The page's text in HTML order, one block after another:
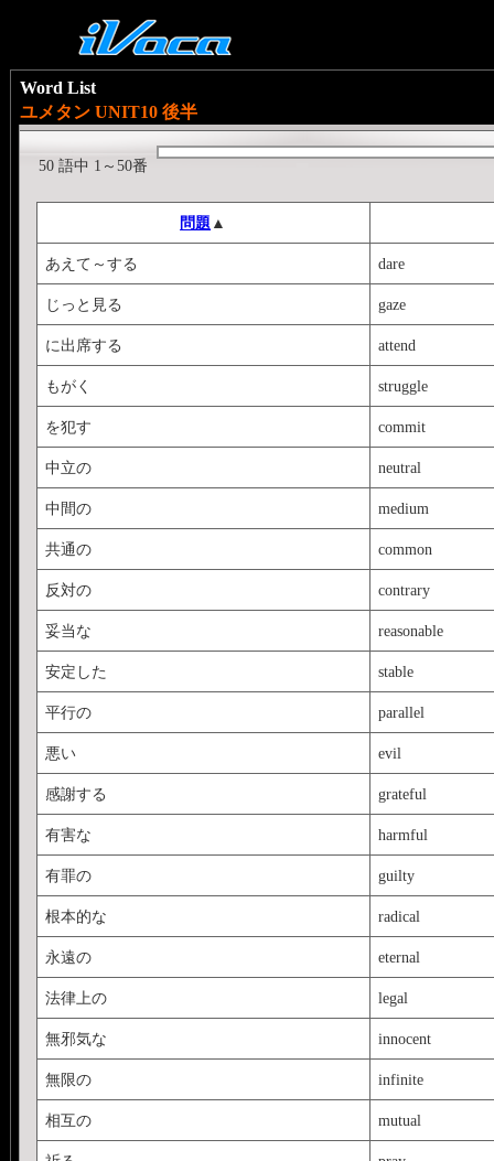
Word List
ユメタン UNIT10 後半
50 語中 1～50番
問題 ▲
あえて～する dare
じっと見る gaze
に出席する attend
もがく struggle
を犯す commit
中立の neutral
中間の medium
共通の common
反対の contrary
妥当な reasonable
安定した stable
平行の parallel
悪い evil
感謝する grateful
有害な harmful
有罪の guilty
根本的な radical
永遠の eternal
法律上の legal
無邪気な innocent
無限の infinite
相互の mutual